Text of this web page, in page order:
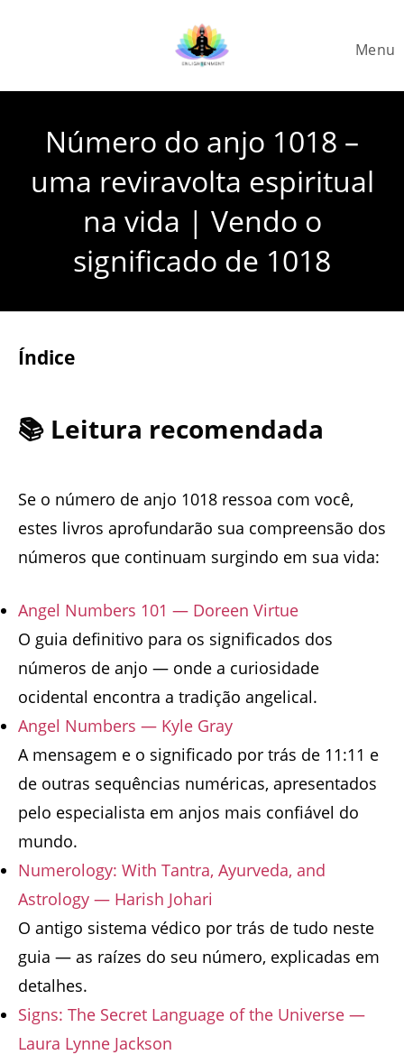
Menu
Número do anjo 1018 –
uma reviravolta espiritual
na vida | Vendo o
significado de 1018
Índice
📚 Leitura recomendada
Se o número de anjo 1018 ressoa com você,
estes livros aprofundarão sua compreensão dos
números que continuam surgindo em sua vida:
Angel Numbers 101 — Doreen Virtue
O guia definitivo para os significados dos
números de anjo — onde a curiosidade
ocidental encontra a tradição angelical.
Angel Numbers — Kyle Gray
A mensagem e o significado por trás de 11:11 e
de outras sequências numéricas, apresentados
pelo especialista em anjos mais confiável do
mundo.
Numerology: With Tantra, Ayurveda, and
Astrology — Harish Johari
O antigo sistema védico por trás de tudo neste
guia — as raízes do seu número, explicadas em
detalhes.
Signs: The Secret Language of the Universe —
Laura Lynne Jackson